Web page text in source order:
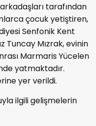
arkadaşları tarafından
çocuk yetiştiren,
Senfonik Kent
Tuncay Mızrak, evinin
Marmaris Yücelen
yatmaktadır.
yer verildi.
ilgili gelişmelerin